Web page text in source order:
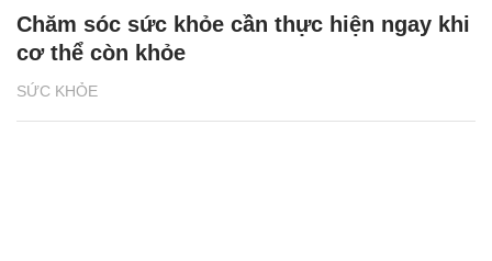
SỨC KHỎE
Chăm sóc sức khỏe cần thực hiện ngay khi
cơ thể còn khỏe